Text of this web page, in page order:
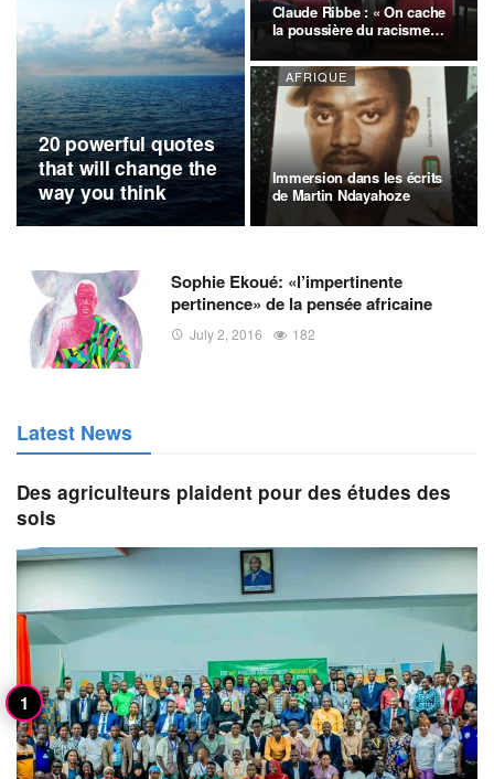
20 powerful quotes
that will change the
way you think
Claude Ribbe : « On cache
la poussière du racisme
AFRIQUE
Immersion dans les écrits
de Martin Ndayahoze
Sophie Ekoué: «l’impertinente
pertinence» de la pensée africaine
July 2, 2016 182
Latest News
Des agriculteurs plaident pour des études des
sols